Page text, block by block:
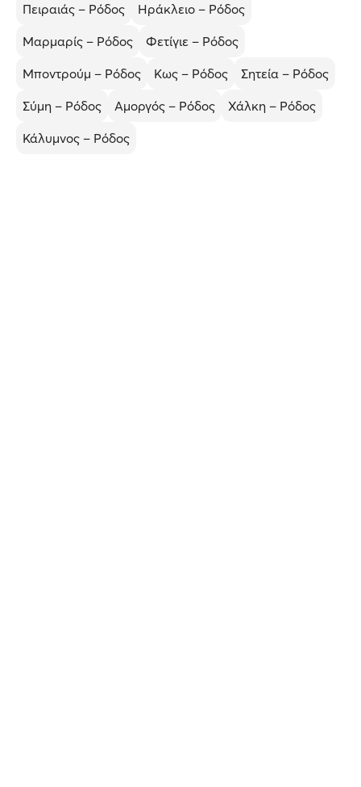
Πειραιάς – Ρόδος
Ηράκλειο – Ρόδος
Μαρμαρίς – Ρόδος
Φετίγιε – Ρόδος
Μποντρούμ – Ρόδος
Κως – Ρόδος
Σητεία – Ρόδος
Σύμη – Ρόδος
Αμοργός – Ρόδος
Χάλκη – Ρόδος
Κάλυμνος – Ρόδος